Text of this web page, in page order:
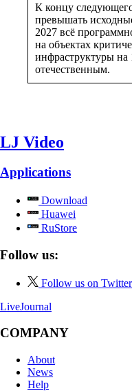
К концу
превышать
2027 всё
на объектах
инфраструктуры
отечественным.
LJ Video
Applications
Download
Huawei
RuStore
Follow us:
Follow us on Twitter
LiveJournal
COMPANY
About
News
Help